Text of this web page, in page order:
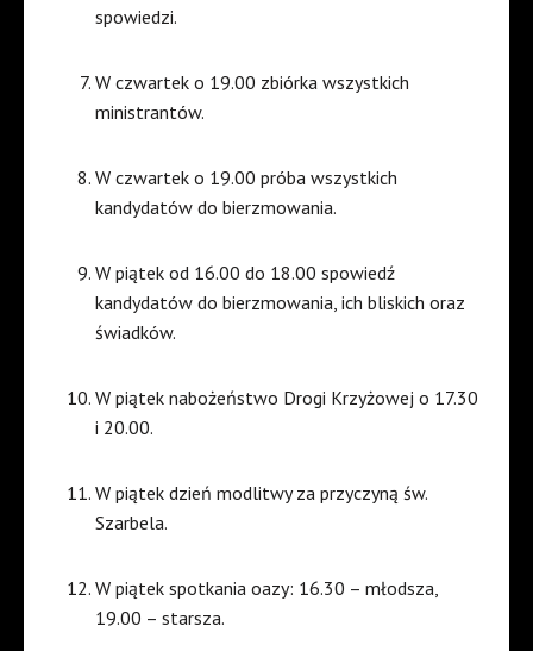
spowiedzi.
W czwartek o 19.00 zbiórka wszystkich
ministrantów.
W czwartek o 19.00 próba wszystkich
kandydatów do bierzmowania.
W piątek od 16.00 do 18.00 spowiedź
kandydatów do bierzmowania, ich bliskich oraz
świadków.
W piątek nabożeństwo Drogi Krzyżowej o 17.30
i 20.00.
W piątek dzień modlitwy za przyczyną św.
Szarbela.
W piątek spotkania oazy: 16.30 – młodsza,
19.00 – starsza.